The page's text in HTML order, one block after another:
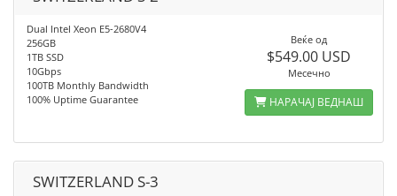
Dual Intel Xeon E5-2680V4
256GB
1TB SSD
10Gbps
100TB Monthly Bandwidth
100% Uptime Guarantee
Веќе од
$549.00 USD
Месечно
НАРАЧАЈ ВЕДНАШ
SWITZERLAND S-3